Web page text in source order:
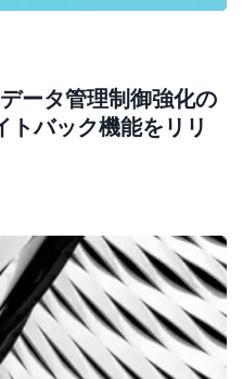
ータ管理制御強化の
トバック機能をリリ